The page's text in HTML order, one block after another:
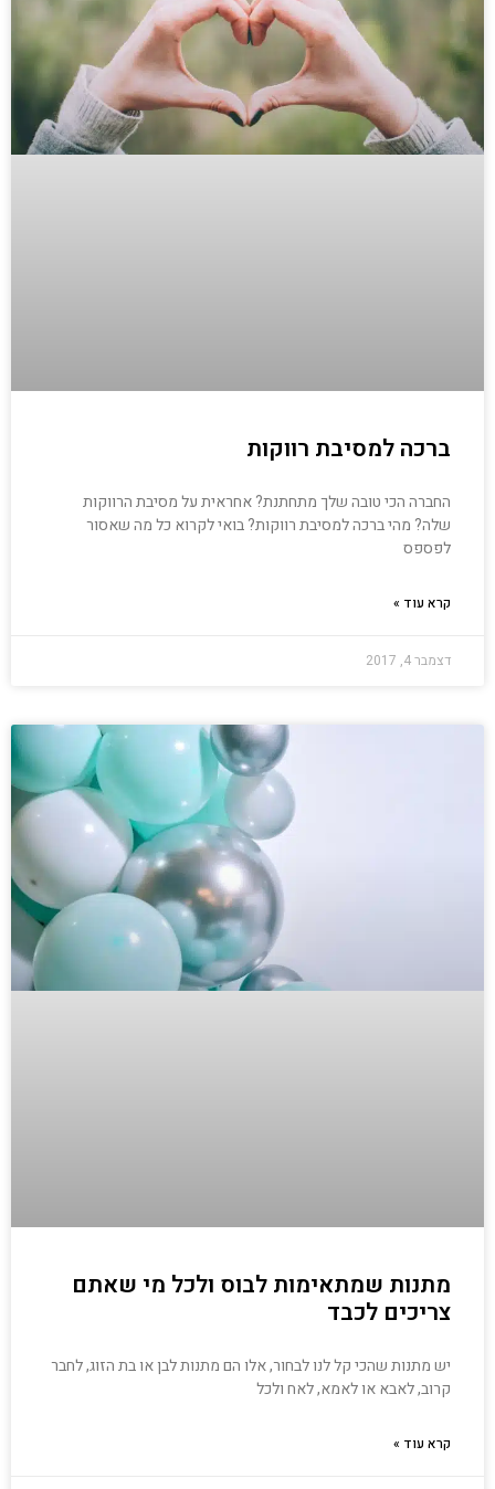
ברכה למסיבת רווקות
החברה הכי טובה שלך מתחתנת? אחראית על מסיבת הרווקות
שלה? מהי ברכה למסיבת רווקות? בואי לקרוא כל מה שאסור
לפספס
קרא עוד »
דצמבר 4, 2017
מתנות שמתאימות לבוס ולכל מי שאתם
צריכים לכבד
יש מתנות שהכי קל לנו לבחור, אלו הם מתנות לבן או בת הזוג, לחבר
קרוב, לאבא או לאמא, לאח ולכל
קרא עוד »